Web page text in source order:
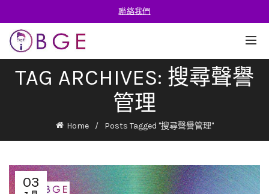
聯絡我們
TAG ARCHIVES: 搜尋聲譽
管理
Home Posts Tagged "搜尋聲譽管理"
03